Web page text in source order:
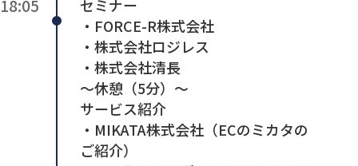
18:05
セミナー
・FORCE-R株式会社
・株式会社ロジレス
・株式会社清長
～休憩（5分）～
サービス紹介
・MIKATA株式会社（ECのミカタの
ご紹介）